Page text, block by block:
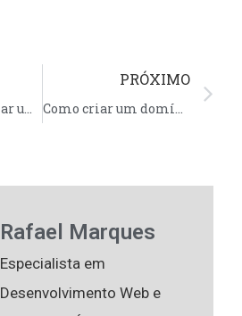
PRÓXIMO
Rafael Marques
Especialista em
Desenvolvimento Web e